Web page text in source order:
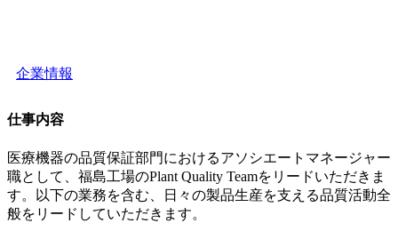
企業情報
仕事内容
医療機器の品質保証部門におけるアソシエートマネージャー
職として、福島工場のPlant Quality Teamをリードいただきま
す。以下の業務を含む、日々の製品生産を支える品質活動全
般をリードしていただきます。